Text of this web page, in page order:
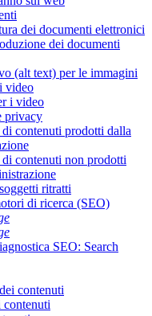
dei documenti elettronici
dei documenti
(alt text) per le immagini
video
i video
privacy
contenuti prodotti dalla
contenuti non prodotti
ritratti
di ricerca (SEO)
SEO: Search
contenuti
contenuti